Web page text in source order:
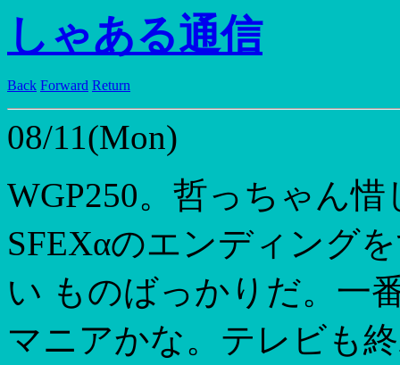
しゃある通信
Back Forward Return
08/11(Mon)
WGP250。哲っちゃん
SFEXαのエンディング
い ものばっかりだ。一
マニアかな。テレビも